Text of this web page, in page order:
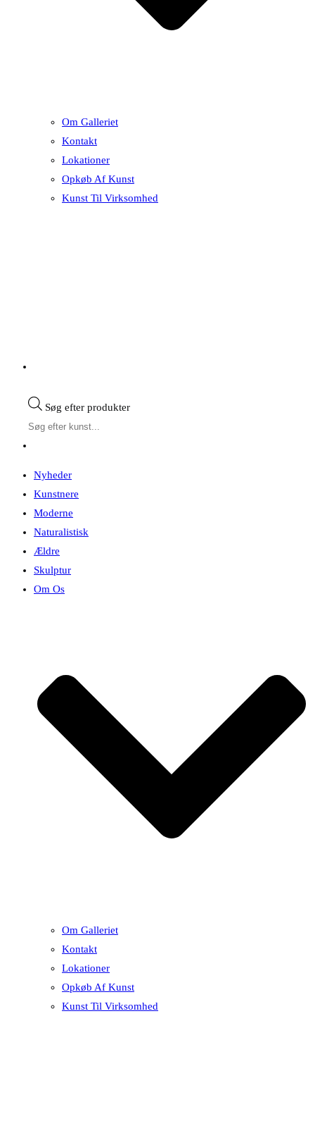
Om Galleriet
Kontakt
Lokationer
Opkøb Af Kunst
Kunst Til Virksomhed
Søg efter produkter
Nyheder
Kunstnere
Moderne
Naturalistisk
Ældre
Skulptur
Om Os
Om Galleriet
Kontakt
Lokationer
Opkøb Af Kunst
Kunst Til Virksomhed